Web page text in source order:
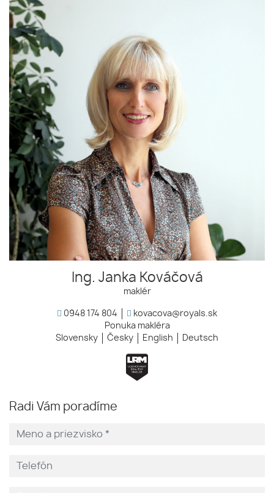
Ing. Janka Kováčová
maklér
0948 174 804
kovacova@royals.sk
Ponuka makléra
Slovensky
Česky English Deutsch
Radi Vám poradíme